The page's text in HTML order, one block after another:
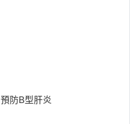
預防B型肝炎